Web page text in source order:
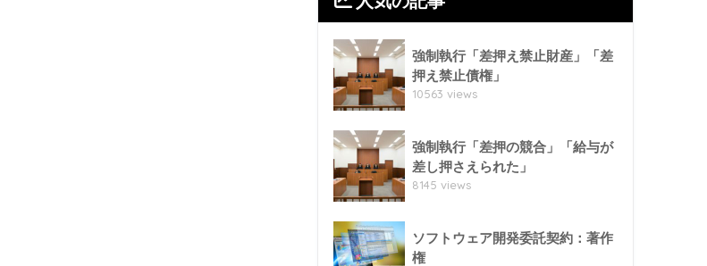
強制執行「差押え禁止財産」「差
押え禁止債権」
10563 views
強制執行「差押の競合」「給与が
差し押さえられた」
8145 views
ソフトウェア開発委託契約：著作
権